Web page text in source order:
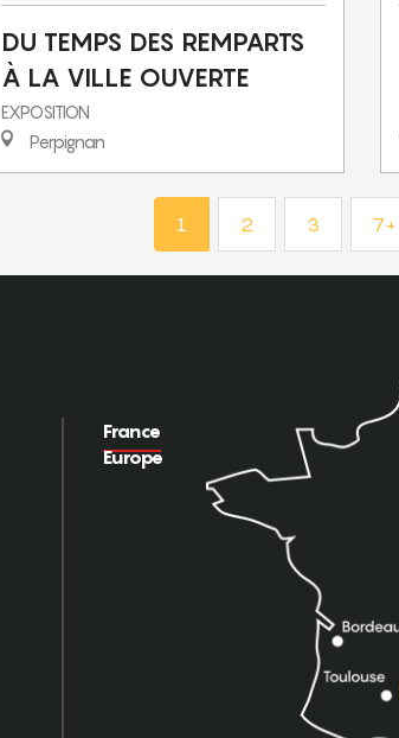
DU TEMPS DES REMPARTS
À LA VILLE OUVERTE
EXPOSITION
Perpignan
1 2 3 7+
France
Europe